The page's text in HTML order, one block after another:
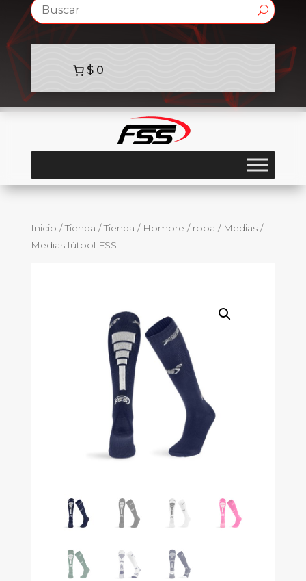
$ 0
Inicio /Tienda /Tienda / Hombre / ropa / Medias/
Medias fútbol FSS